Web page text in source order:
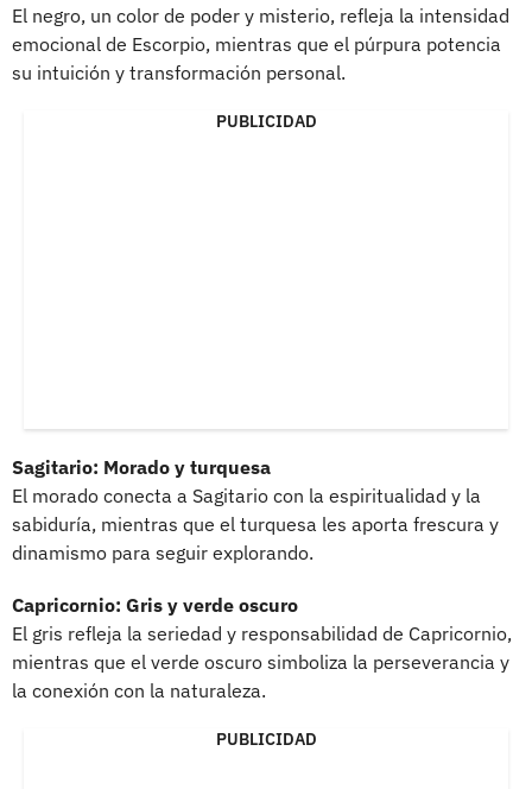
El negro, un color de poder y misterio, refleja la intensidad
emocional de Escorpio, mientras que el púrpura potencia
su intuición y transformación personal.
PUBLICIDAD
Sagitario: Morado y turquesa
El morado conecta a Sagitario con la espiritualidad y la
sabiduría, mientras que el turquesa les aporta frescura y
dinamismo para seguir explorando.
Capricornio: Gris y verde oscuro
El gris refleja la seriedad y responsabilidad de Capricornio,
mientras que el verde oscuro simboliza la perseverancia y
la conexión con la naturaleza.
PUBLICIDAD